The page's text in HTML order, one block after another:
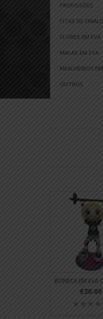
PROFISSÕES
FITAS DE
FLORES EM EVA
MALAS EM EVA
MEALHEIROS
OUTROS
PONTEIRAS DE
BONECA EM EVA
€20.00